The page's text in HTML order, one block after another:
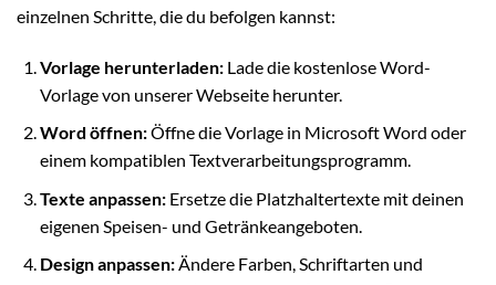
einzelnen Schritte, die du befolgen kannst:
Vorlage herunterladen:Lade die kostenlose Word-
Vorlage von unserer Webseite herunter.
Word öffnen:Öffne die Vorlage in Microsoft Word oder
einem kompatiblen Textverarbeitungsprogramm.
Texte anpassen:Ersetze die Platzhaltertexte mit deinen
eigenen Speisen- und Getränkeangeboten.
Design anpassen:Ändere Farben, Schriftarten und